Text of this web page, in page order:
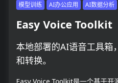
模型训练
AI办公应用 AI数据分析
Easy Voice Toolkit
本地部署的AI语音工具箱
和转换。